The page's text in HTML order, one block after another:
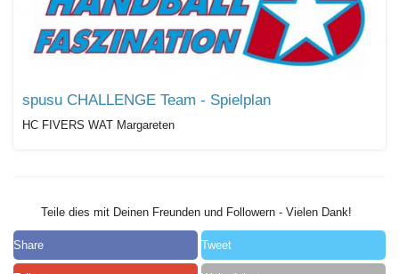
spusu CHALLENGE Team - Spielplan
HC FIVERS WAT Margareten
Teile dies mit Deinen Freunden und Followern - Vielen Dank!
Share Tweet